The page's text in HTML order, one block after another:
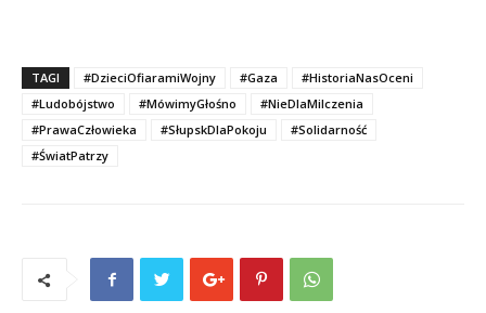
TAGI #DzieciOfiaramiWojny #Gaza
#HistoriaNasOceni
#Ludobójstwo
#MówimyGłośno
#NieDlaMilczenia
#PrawaCzłowieka
#SłupskDlaPokoju
#Solidarność
#ŚwiatPatrzy